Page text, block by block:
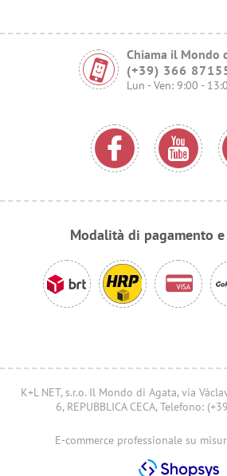
Chiama il Mondo
(+39) 366
Lun - Ven: 9:00 -
Modalità di pagamento
K+L NET, s.r.o. Il Mondo di Agata, via
6, REPUBBLICA CECA, Telefono:
E-commerce professionale su